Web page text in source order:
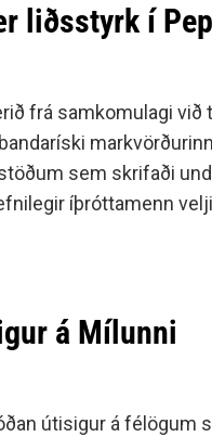
liðsstyrk í
frá samkomulagi
sem skrifaði
íþróttamenn
á Mílunni
útisigur á félögum